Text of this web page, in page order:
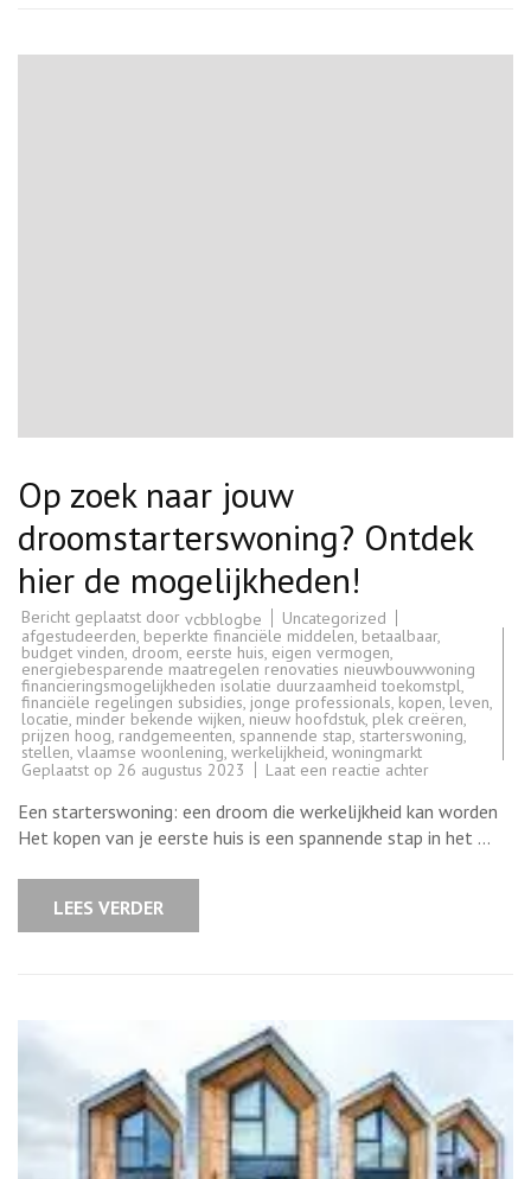
Op zoek naar jouw
droomstarterswoning? Ontdek
hier de mogelijkheden!
Bericht geplaatst door vcbblogbe
Uncategorized
afgestudeerden, beperkte financiële middelen, betaalbaar,
budget vinden, droom, eerste huis, eigen vermogen,
energiebesparende maatregelen renovaties nieuwbouwwoning
financieringsmogelijkheden isolatie duurzaamheid toekomstpl,
financiële regelingen subsidies, jonge professionals, kopen,leven,
locatie, minder bekende wijken, nieuw hoofdstuk, plek creëren,
prijzen hoog, randgemeenten, spannende stap, starterswoning,
stellen, vlaamse woonlening, werkelijkheid, woningmarkt
Geplaatst op 26 augustus 2023 Laat een reactie achterop
naar
jouw
Een starterswoning: een droom die werkelijkheid kan worden
Het kopen van je eerste huis is een spannende stap in het …
LEES VERDER